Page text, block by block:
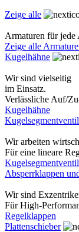
Zeige alle
Armaturen für jede
Zeige alle
Kugelhähne
Wir sind vielseitig
im Einsatz.
Verlässliche Auf/
Kugelhähne
Wir arbeiten
Für eine lineare
Absperrklappen
Wir sind
Für High-
Regelklappen
Plattenschieber